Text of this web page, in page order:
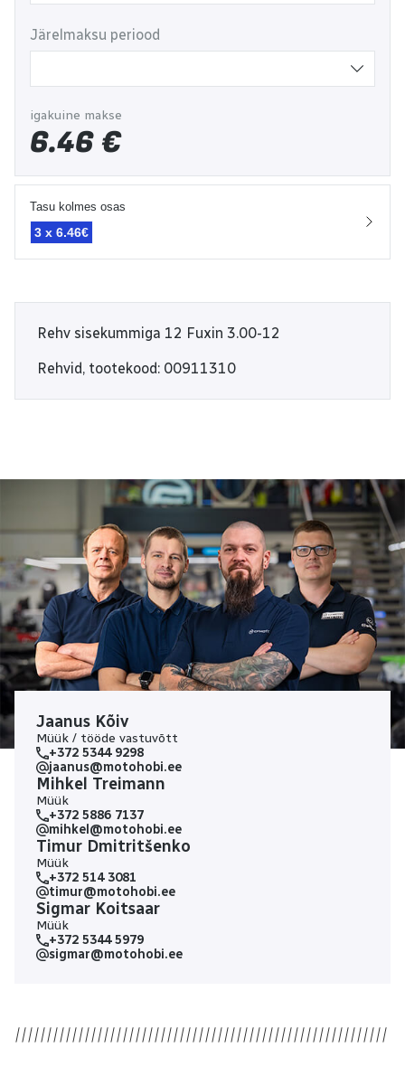
Jaanus Kõiv
Müük / tööde vastuvõtt
+372 5344 9298
jaanus@motohobi.ee
Mihkel Treimann
Müük
+372 5886 7137
mihkel@motohobi.ee
Timur Dmitritšenko
Müük
+372 514 3081
timur@motohobi.ee
Sigmar Koitsaar
Müük
+372 5344 5979
sigmar@motohobi.ee
Järelmaksu periood
igakuine makse
6.46€
Tasu kolmes osas
3 x 6.46€
Rehv sisekummiga 12 Fuxin 3.00-12
Rehvid, tootekood: 00911310